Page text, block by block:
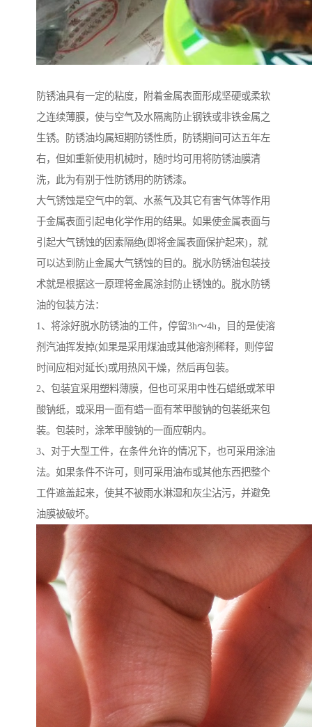
防锈油具有一定的粘度，附着金属表面形成坚硬或柔软
之连续薄膜，使与空气及水隔离防止钢铁或非铁金属之
生锈。防锈油均属短期防锈性质，防锈期间可达五年左
右，但如重新使用机械时，随时均可用将防锈油膜清
洗，此为有别于性防锈用的防锈漆。
大气锈蚀是空气中的氧、水蒸气及其它有害气体等作用
于金属表面引起电化学作用的结果。如果使金属表面与
引起大气锈蚀的因素隔绝(即将金属表面保护起来)，就
可以达到防止金属大气锈蚀的目的。脱水防锈油包装技
术就是根据这一原理将金属涂封防止锈蚀的。脱水防锈
油的包装方法：
1、将涂好脱水防锈油的工件，停留3h～4h，目的是使溶
剂汽油挥发掉(如果是采用煤油或其他溶剂稀释，则停留
时间应相对延长)或用热风干燥，然后再包装。
2、包装宜采用塑料薄膜，但也可采用中性石蜡纸或苯甲
酸钠纸，或采用一面有蜡一面有苯甲酸钠的包装纸来包
装。包装时，涂苯甲酸钠的一面应朝内。
3、对于大型工件，在条件允许的情况下，也可采用涂油
法。如果条件不许可，则可采用油布或其他东西把整个
工件遮盖起来，使其不被雨水淋湿和灰尘沾污，并避免
油膜被破坏。